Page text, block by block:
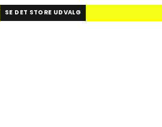
SE DET STORE UDVALG